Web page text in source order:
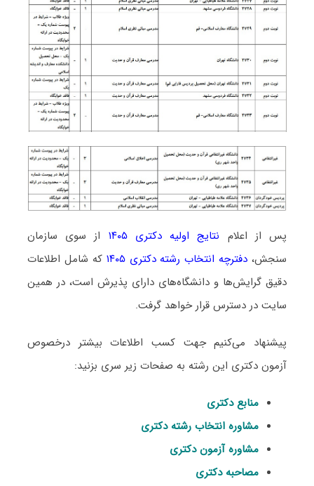
پس از اعلام نتایج اولیه دکتری ۱۴۰۵
از سوی سازمان
سنجش، دفترچه انتخاب رشته دکتری ۱۴۰۵
که شامل اطلاعات
دقیق گرایش‌ها و دانشگاه‌های دارای پذیرش است، در همین
سایت در دسترس قرار خواهد گرفت.
پیشنهاد می‌کنیم جهت کسب اطلاعات بیشتر درخصوص
آزمون دکتری این رشته به صفحات زیر سری بزنید:
منابع دکتری
مشاوره انتخاب رشته دکتری
مشاوره آزمون دکتری
مصاحبه دکتری